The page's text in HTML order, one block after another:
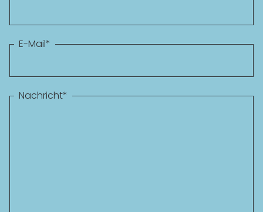
E-Mail*
Nachricht*